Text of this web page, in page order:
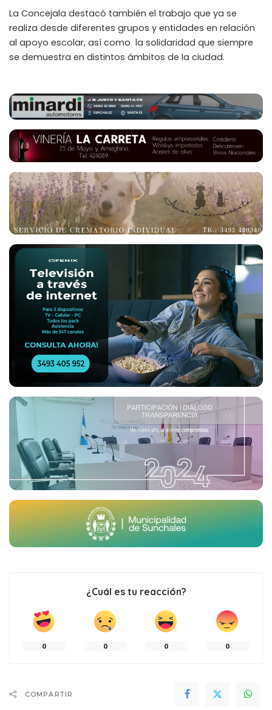
La Concejala destacó también el trabajo que ya se
realiza desde diferentes grupos y entidades en relación
al apoyo escolar, así como la solidaridad que siempre
se demuestra en distintos ámbitos de la ciudad.
¿Cuál es tu reacción?
0 0 0 0
COMPARTIR